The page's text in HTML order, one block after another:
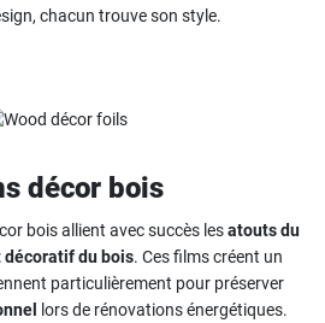
chacun trouve son style.
décor bois
bois allient avec succès lesatouts du
du bois. Ces films créent un
particulièrement pour préserver
lors de rénovations énergétiques.